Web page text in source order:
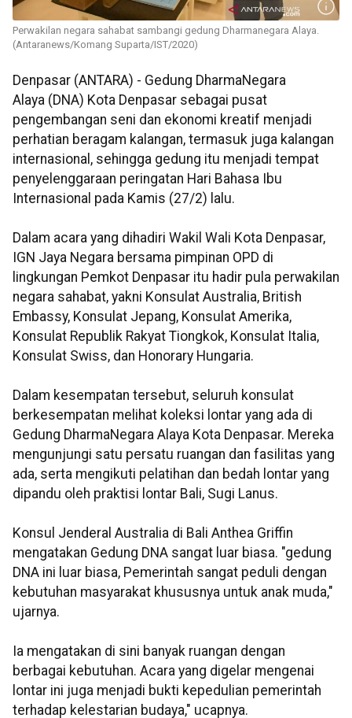
Perwakilan negara sahabat sambangi gedung Dharmanegara Alaya.
(Antaranews/Komang Suparta/IST/2020)
Denpasar (ANTARA) - Gedung DharmaNegara
Alaya (DNA) Kota Denpasar sebagai pusat
pengembangan seni dan ekonomi kreatif menjadi
perhatian beragam kalangan, termasuk juga kalangan
internasional, sehingga gedung itu menjadi tempat
penyelenggaraan peringatan Hari Bahasa Ibu
Internasional pada Kamis (27/2) lalu.
Dalam acara yang dihadiri Wakil Wali Kota Denpasar,
IGN Jaya Negara bersama pimpinan OPD di
lingkungan Pemkot Denpasar itu hadir pula perwakilan
negara sahabat, yakni Konsulat Australia, British
Embassy, Konsulat Jepang, Konsulat Amerika,
Konsulat Republik Rakyat Tiongkok, Konsulat Italia,
Konsulat Swiss, dan Honorary Hungaria.
Dalam kesempatan tersebut, seluruh konsulat
berkesempatan melihat koleksi lontar yang ada di
Gedung DharmaNegara Alaya Kota Denpasar. Mereka
mengunjungi satu persatu ruangan dan fasilitas yang
ada, serta mengikuti pelatihan dan bedah lontar yang
dipandu oleh praktisi lontar Bali, Sugi Lanus.
Konsul Jenderal Australia di Bali Anthea Griffin
mengatakan Gedung DNA sangat luar biasa. "gedung
DNA ini luar biasa, Pemerintah sangat peduli dengan
kebutuhan masyarakat khususnya untuk anak muda,"
ujarnya.
Ia mengatakan di sini banyak ruangan dengan
berbagai kebutuhan. Acara yang digelar mengenai
lontar ini juga menjadi bukti kepedulian pemerintah
terhadap kelestarian budaya," ucapnya.